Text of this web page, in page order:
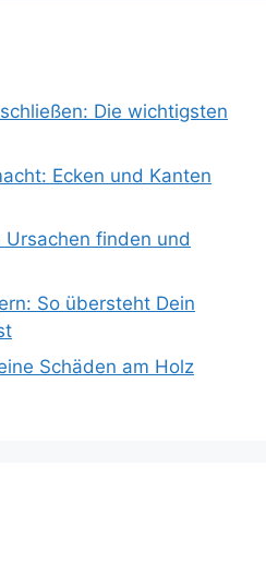
Die wichtigsten
Ecken und Kanten
Ursachen finden und
So übersteht Dein
Schäden am Holz